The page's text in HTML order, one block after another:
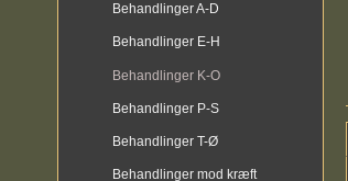
Behandlinger A-D
Behandlinger E-H
Behandlinger K-O
Behandlinger P-S
Behandlinger T-Ø
Behandlinger mod kræft